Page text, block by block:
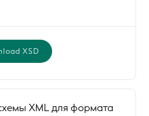
XSD
XML для формата